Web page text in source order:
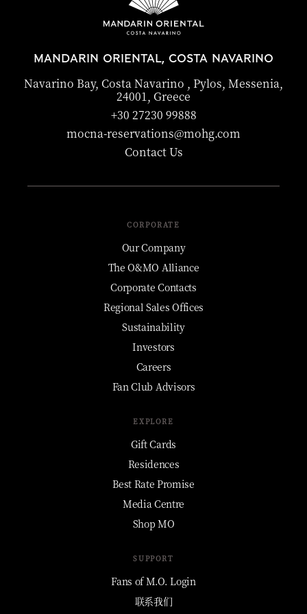
MANDARIN ORIENTAL, COSTA NAVARINO
Navarino Bay, Costa Navarino , Pylos, Messenia,
24001, Greece
+30 27230 99888
mocna-reservations@mohg.com
Contact Us
CORPORATE
Our Company
The O&MO Alliance
Corporate Contacts
Regional Sales Offices
Sustainability
Investors
Careers
Fan Club Advisors
EXPLORE
Gift Cards
Residences
Best Rate Promise
Media Centre
Shop MO
SUPPORT
Fans of M.O. Login
联系我们